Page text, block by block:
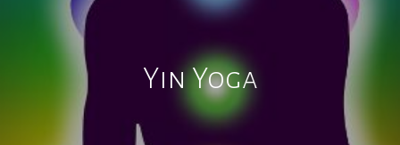
Yin Yoga